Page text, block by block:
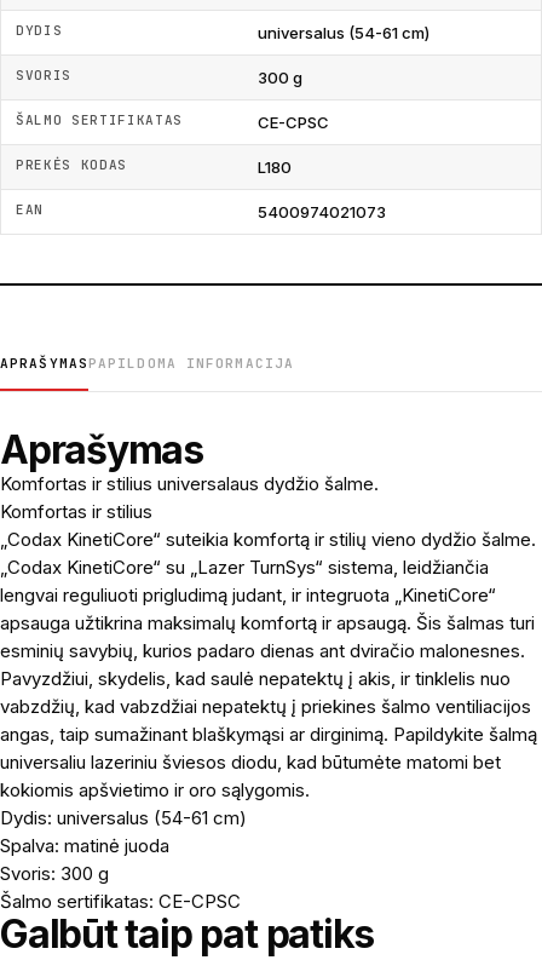
DYDIS universalus (54-61 cm)
SVORIS 300 g
ŠALMO SERTIFIKATAS CE-CPSC
PREKĖS KODAS L180
EAN 5400974021073
APRAŠYMAS PAPILDOMA INFORMACIJA
Aprašymas
Komfortas ir stilius universalaus dydžio šalme.
Komfortas ir stilius
„Codax KinetiCore“ suteikia komfortą ir stilių vieno dydžio šalme.
„Codax KinetiCore“ su „Lazer TurnSys“ sistema, leidžiančia
lengvai reguliuoti prigludimą judant, ir integruota „KinetiCore“
apsauga užtikrina maksimalų komfortą ir apsaugą. Šis šalmas turi
esminių savybių, kurios padaro dienas ant dviračio malonesnes.
Pavyzdžiui, skydelis, kad saulė nepatektų į akis, ir tinklelis nuo
vabzdžių, kad vabzdžiai nepatektų į priekines šalmo ventiliacijos
angas, taip sumažinant blaškymąsi ar dirginimą. Papildykite šalmą
universaliu lazeriniu šviesos diodu, kad būtumėte matomi bet
kokiomis apšvietimo ir oro sąlygomis.
Dydis: universalus (54-61 cm)
Spalva: matinė juoda
Svoris: 300 g
Šalmo sertifikatas: CE-CPSC
Galbūt taip pat patiks